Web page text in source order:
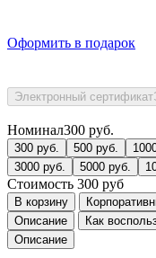
Оформить в подарок
Электронный сертификат
Номинал300 руб.
300 руб. 500 руб.
3000 руб. 5000 руб.
Стоимость 300 руб
В корзину
Описание
Как
Описание